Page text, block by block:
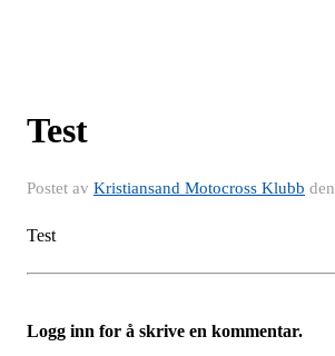
Test
Postet av Kristiansand Motocross Klubb den
Test
Logg inn for å skrive en kommentar.